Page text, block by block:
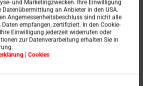
und Marketingzwecken. Ihre Einwilligung
an Anbieter in den USA.
Angemessenheitsbeschluss sind nicht alle
empfangen, zertifiziert. In den Cookie-
Einwilligung jederzeit widerrufen oder
zur Datenverarbeitung erhalten Sie in
| Cookies